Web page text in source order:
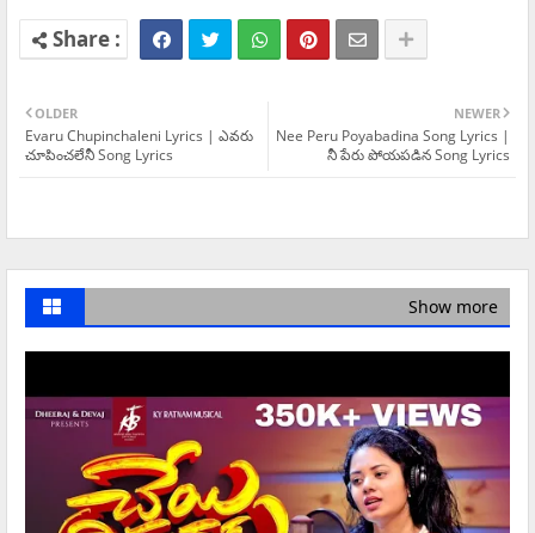
NEWER
Nee Peru Poyabadina Song Lyrics |
నీ పేరు పోయపడిన Song Lyrics
OLDER
Evaru Chupinchaleni Lyrics | ఎవరు
చూపించలేనీ Song Lyrics
Show more